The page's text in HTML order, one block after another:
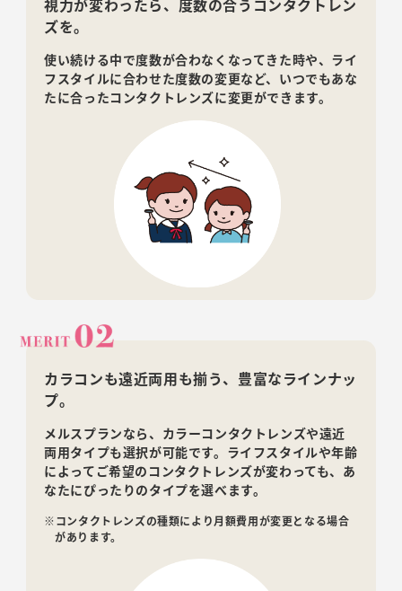
視力が変わったら、度数の合うコンタクトレン
ズを。
使い続ける中で度数が合わなくなってきた時や、ライ
フスタイルに合わせた度数の変更など、いつでもあな
たに合ったコンタクトレンズに変更ができます。
カラコンも遠近両用も揃う、豊富なラインナッ
プ。
メルスプランなら、カラーコンタクトレンズや遠近
両用タイプも選択が可能です。ライフスタイルや年齢
によってご希望のコンタクトレンズが変わっても、あ
なたにぴったりのタイプを選べます。
※コンタクトレンズの種類により月額費用が変更となる場合
があります。